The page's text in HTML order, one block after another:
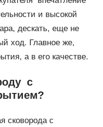
и высокой
дескать, еще не
ход. Главное же,
а в его качестве.
с
сковорода с